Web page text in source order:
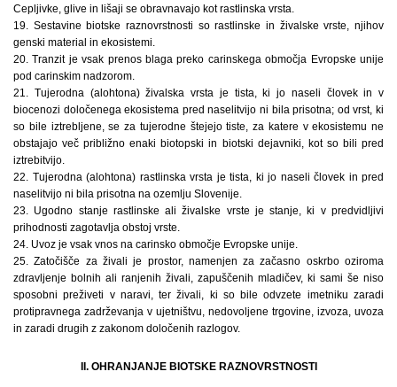
Cepljivke, glive in lišaji se obravnavajo kot rastlinska vrsta.
19. Sestavine biotske raznovrstnosti so rastlinske in živalske vrste, njihov
genski material in ekosistemi.
20. Tranzit je vsak prenos blaga preko carinskega območja Evropske unije
pod carinskim nadzorom.
21. Tujerodna (alohtona) živalska vrsta je tista, ki jo naseli človek in v
biocenozi določenega ekosistema pred naselitvijo ni bila prisotna; od vrst, ki
so bile iztrebljene, se za tujerodne štejejo tiste, za katere v ekosistemu ne
obstajajo več približno enaki biotopski in biotski dejavniki, kot so bili pred
iztrebitvijo.
22. Tujerodna (alohtona) rastlinska vrsta je tista, ki jo naseli človek in pred
naselitvijo ni bila prisotna na ozemlju Slovenije.
23. Ugodno stanje rastlinske ali živalske vrste je stanje, ki v predvidljivi
prihodnosti zagotavlja obstoj vrste.
24. Uvoz je vsak vnos na carinsko območje Evropske unije.
25. Zatočišče za živali je prostor, namenjen za začasno oskrbo oziroma
zdravljenje bolnih ali ranjenih živali, zapuščenih mladičev, ki sami še niso
sposobni preživeti v naravi, ter živali, ki so bile odvzete imetniku zaradi
protipravnega zadrževanja v ujetništvu, nedovoljene trgovine, izvoza, uvoza
in zaradi drugih z zakonom določenih razlogov.
II. OHRANJANJE BIOTSKE RAZNOVRSTNOSTI